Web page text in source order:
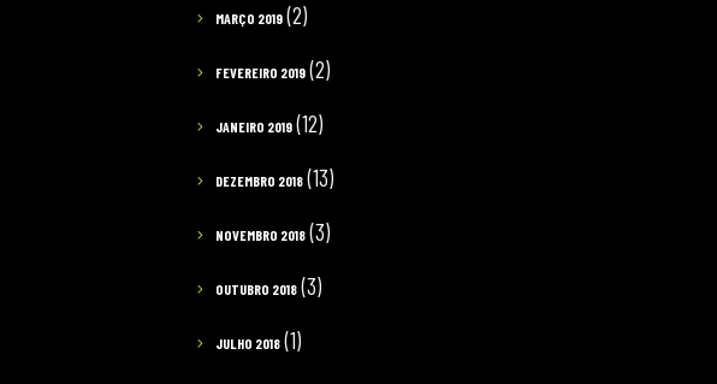
MARÇO 2019 (2)
FEVEREIRO 2019 (2)
JANEIRO 2019 (12)
DEZEMBRO 2018 (13)
NOVEMBRO 2018 (3)
OUTUBRO 2018 (3)
JULHO 2018 (1)